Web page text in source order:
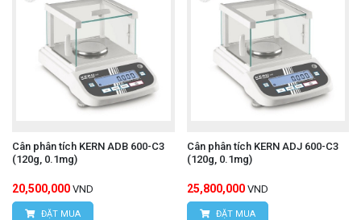
Cân phân tích KERN ADB 600-C3
(120g, 0.1mg)
20,500,000 VND
ĐẶT MUA
Cân phân tích KERN ADJ 600-C3
(120g, 0.1mg)
25,800,000 VND
ĐẶT MUA